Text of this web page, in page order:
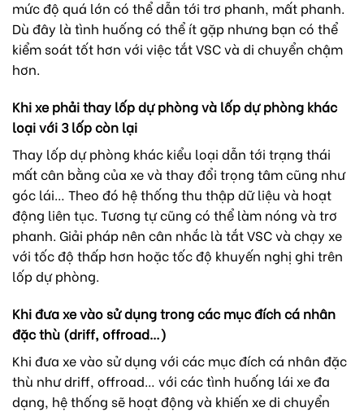
mức độ quá lớn có thể dẫn tới trơ phanh, mất phanh.
Dù đây là tình huống có thể ít gặp nhưng bạn có thể
kiểm soát tốt hơn với việc tắt VSC và di chuyển chậm
hơn.
Khixephải thay lốp dự phòng và lốp dự phòng khác
loại với 3 lốp còn lại
Thay lốp dự phòng khác kiểu loại dẫn tới trạng thái
mất cân bằng của xe và thay đổi trọng tâm cũng như
góc lái… Theo đó hệ thống thu thập dữ liệu và hoạt
động liên tục. Tương tự cũng có thể làm nóng và trơ
phanh. Giải pháp nên cân nhắc là tắt VSC và chạy xe
với tốc độ thấp hơn hoặc tốc độ khuyến nghị ghi trên
lốp dự phòng.
Khi đưa xevàosử dụng trong các mục đích cá nhân
đặc thù (driff, offroad…)
Khi đưa xe vào sử dụng với các mục đích cá nhân đặc
thù như driff, offroad… với các tình huống lái xe đa
dạng, hệ thống sẽ hoạt động và khiến xe di chuyển